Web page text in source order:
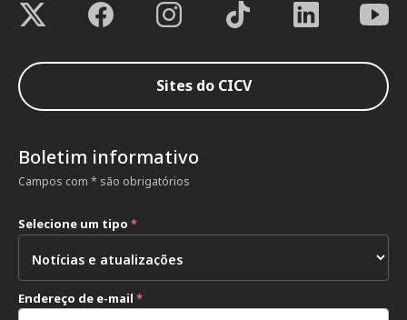
Sites do CICV
Boletim informativo
Campos com * são obrigatórios
Selecione um tipo *
Endereço de e-mail *